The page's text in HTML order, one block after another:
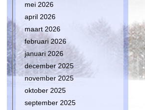
mei 2026
april 2026
maart 2026
februari 2026
januari 2026
december 2025
november 2025
oktober 2025
september 2025